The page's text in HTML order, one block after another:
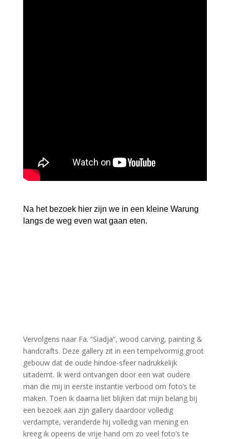
Na het bezoek hier zijn we in een kleine Warung
langs de weg even wat gaan eten.
Vervolgens naar Fa. “Siadja”, wood carving, painting &
handcrafts. Deze gallery zit in een tempelvormig groot
gebouw dat de oude hindoe-sfeer nadrukkelijk
uitademt. Ik werd ontvangen door een wat oudere
man die mij in eerste instantie verbood om foto’s te
maken. Toen ik daarna liet blijken dat mijn belang bij
een bezoek aan zijn gallery daardoor volledig
verdampte, veranderde hij volledig van mening en
kreeg ik opeens de vrije hand om zo veel foto’s te